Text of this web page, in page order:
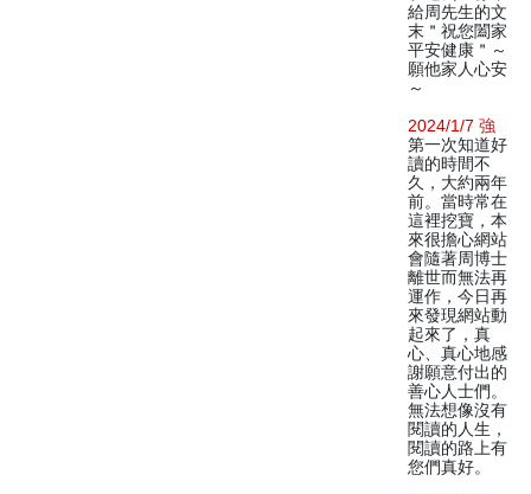
給周先生的文
末＂祝您闔家
平安健康＂～
願他家人心安
～
2024/1/7 強
第一次知道好
讀的時間不
久，大約兩年
前。當時常在
這裡挖寶，本
來很擔心網站
會隨著周博士
離世而無法再
運作，今日再
來發現網站動
起來了，真
心、真心地感
謝願意付出的
善心人士們。
無法想像沒有
閱讀的人生，
閱讀的路上有
您們真好。